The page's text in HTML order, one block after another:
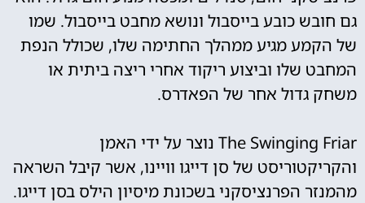
גם חובש כובע בייסבול ונושא מחבט בייסבול. שמו
של הקמע מגיע ממהלך החתימה שלו, שכולל הנפת
המחבט שלו וביצוע ריקוד אחרי ריצה ביתית או
משחק גדול אחר של הפאדרס.
The Swinging Friar נוצר על ידי האמן
והקריקטוריסט של סן דייגו וויינו, אשר קיבל השראה
מהמנזר הפרנציסקני בשכונת מיסיון הילס בסן דייגו.